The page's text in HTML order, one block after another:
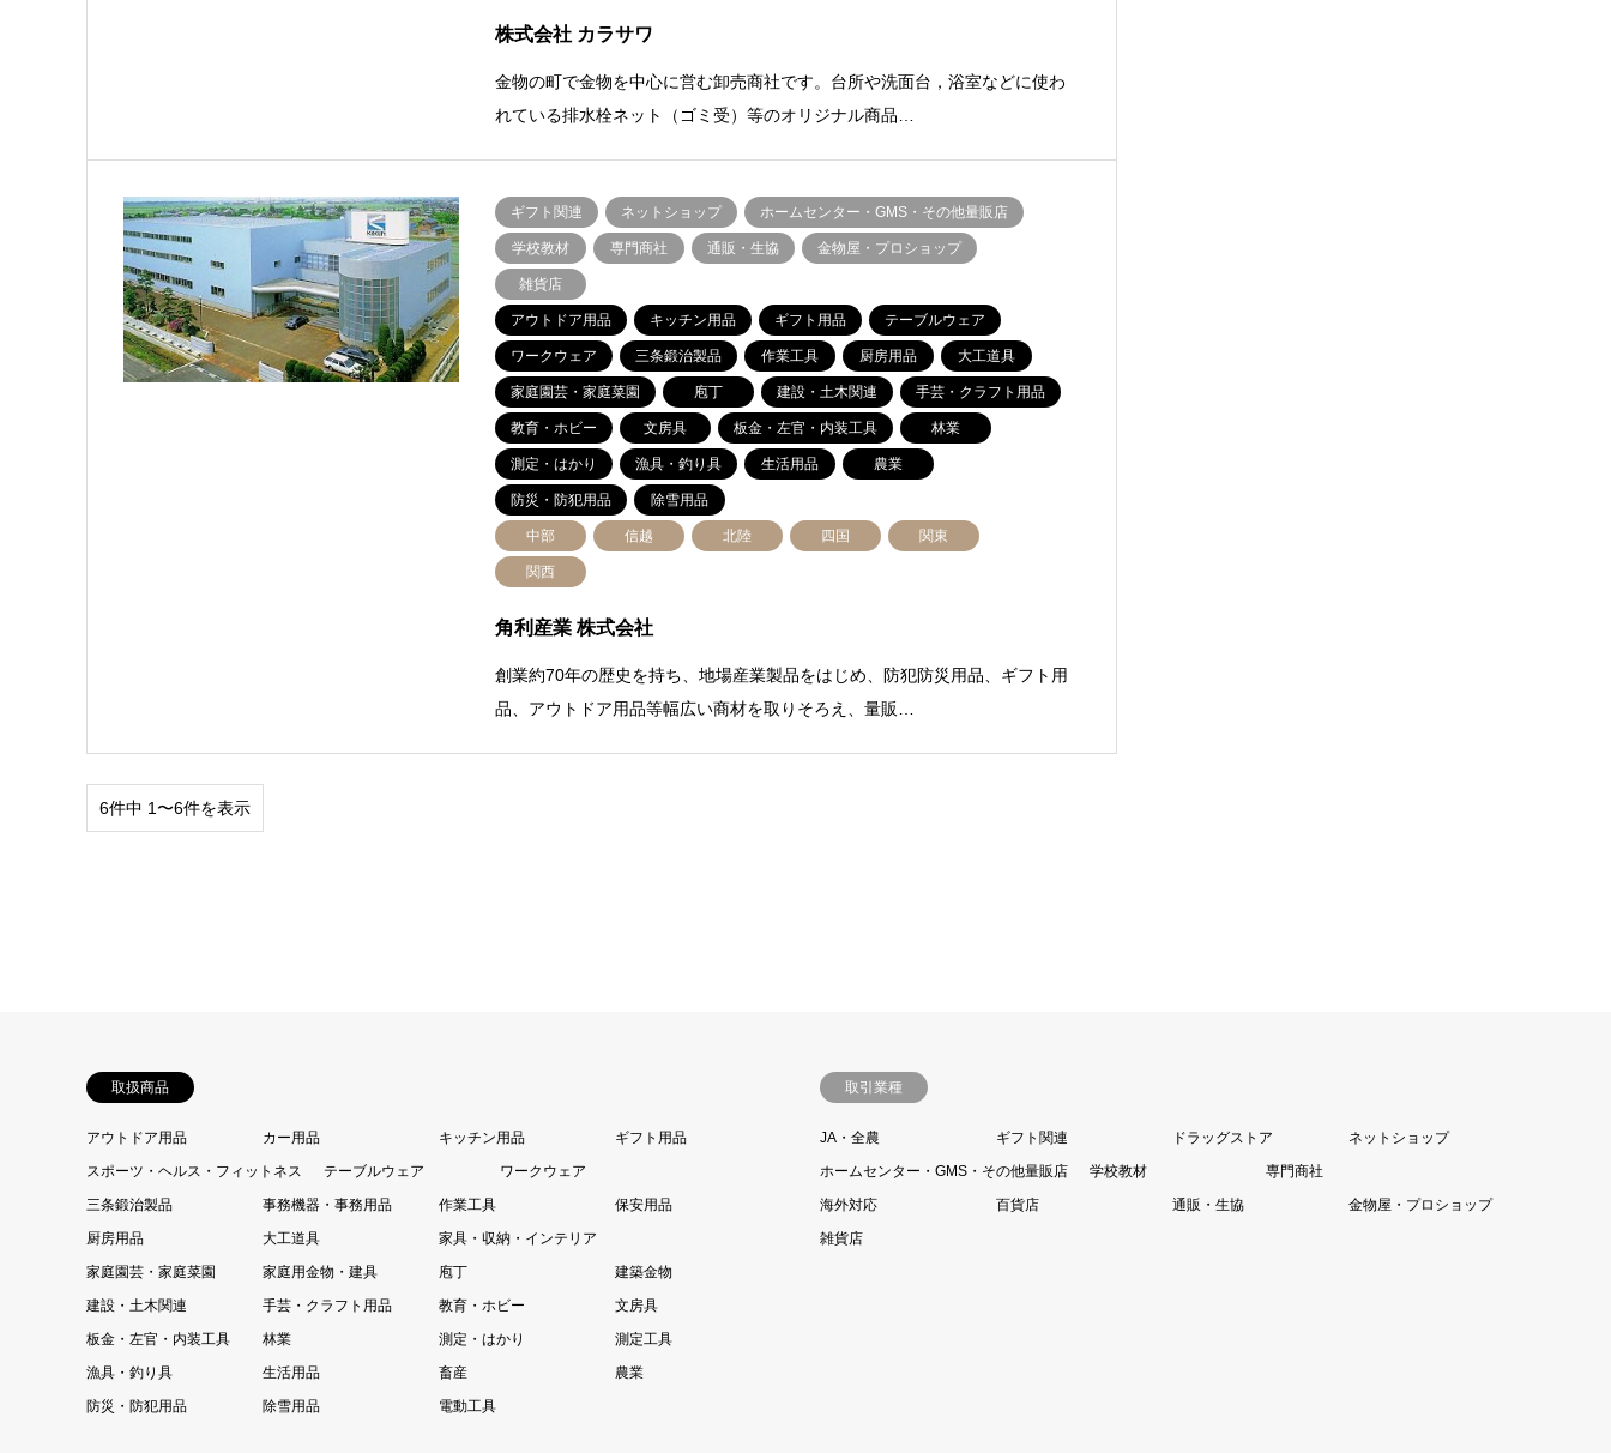
株式会社 カラサワ
金物の町で金物を中心に営む卸売商社です。台所や洗面台，浴室などに使わ
れている排水栓ネット（ゴミ受）等のオリジナル商品…
ギフト関連 ネットショップ ホームセンター・GMS・その他量販店
学校教材 専門商社 通販・生協 金物屋・プロショップ
雑貨店
アウトドア用品 キッチン用品 ギフト用品 テーブルウェア
ワークウェア 三条鍛治製品 作業工具 厨房用品 大工道具
家庭園芸・家庭菜園 庖丁 建設・土木関連 手芸・クラフト用品
教育・ホビー 文房具 板金・左官・内装工具 林業
測定・はかり 漁具・釣り具 生活用品 農業
防災・防犯用品 除雪用品
中部 信越 北陸 四国 関東
関西
角利産業 株式会社
創業約70年の歴史を持ち、地場産業製品をはじめ、防犯防災用品、ギフト用
品、アウトドア用品等幅広い商材を取りそろえ、量販…
6件中 1〜6件を表示
取扱商品
アウトドア用品 カー用品 キッチン用品
ギフト用品
スポーツ・ヘルス・フィットネス
テーブルウェア
ワークウェア
三条鍛治製品
事務機器・事務用品 作業工具
保安用品
厨房用品
大工道具
家具・収納・インテリア
家庭園芸・家庭菜園
家庭用金物・建具 庖丁
建築金物
建設・土木関連
手芸・クラフト用品 教育・ホビー
文房具
板金・左官・内装工具
林業 測定・はかり
測定工具
漁具・釣り具
生活用品 畜産
農業
防災・防犯用品
除雪用品 電動工具
取引業種
JA・全農 ギフト関連 ドラッグストア
ネットショップ
ホームセンター・GMS・その他量販店
学校教材
専門商社
海外対応
百貨店 通販・生協
金物屋・プロショップ
雑貨店